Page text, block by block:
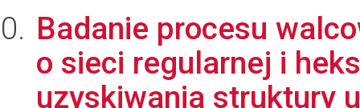
Badanie procesu
o sieci regularnej i
uzyskiwania struktury